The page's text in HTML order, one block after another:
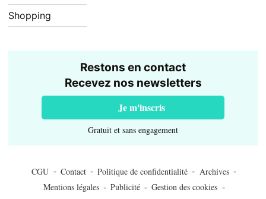
Shopping
Restons en contact
Recevez nos newsletters
Je m'inscris
Gratuit et sans engagement
CGU - Contact - Politique de confidentialité - Archives -
Mentions légales - Publicité - Gestion des cookies -